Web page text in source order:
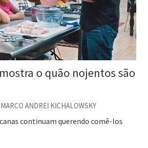
o quão nojentos são
MARCO ANDREI KICHALOWSKY
continuam querendo comê-los